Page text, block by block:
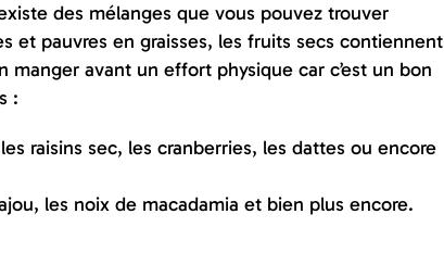
des mélanges que vous pouvez trouver
et pauvres en graisses, les fruits secs contiennent
avant un effort physique car c’est un bon
:
raisins sec, les cranberries, les dattes ou encore
les noix de macadamia et bien plus encore.